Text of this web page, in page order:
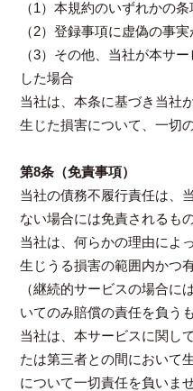
（1）本規約のいずれかの
（2）登録事項に虚偽の事
（3）その他、当社が本サ
した場合
当社は、本条に基づき当社
生じた損害について、一切
第8条（免責事項）
当社の債務不履行責任は、
ない場合には免責されるも
当社は、何らかの理由によ
生じうる損害の範囲内かつ
（継続的サービスの場合に
いてのみ賠償の責任を負う
当社は、本サービスに関し
たは第三者との間において
について一切責任を負いませ